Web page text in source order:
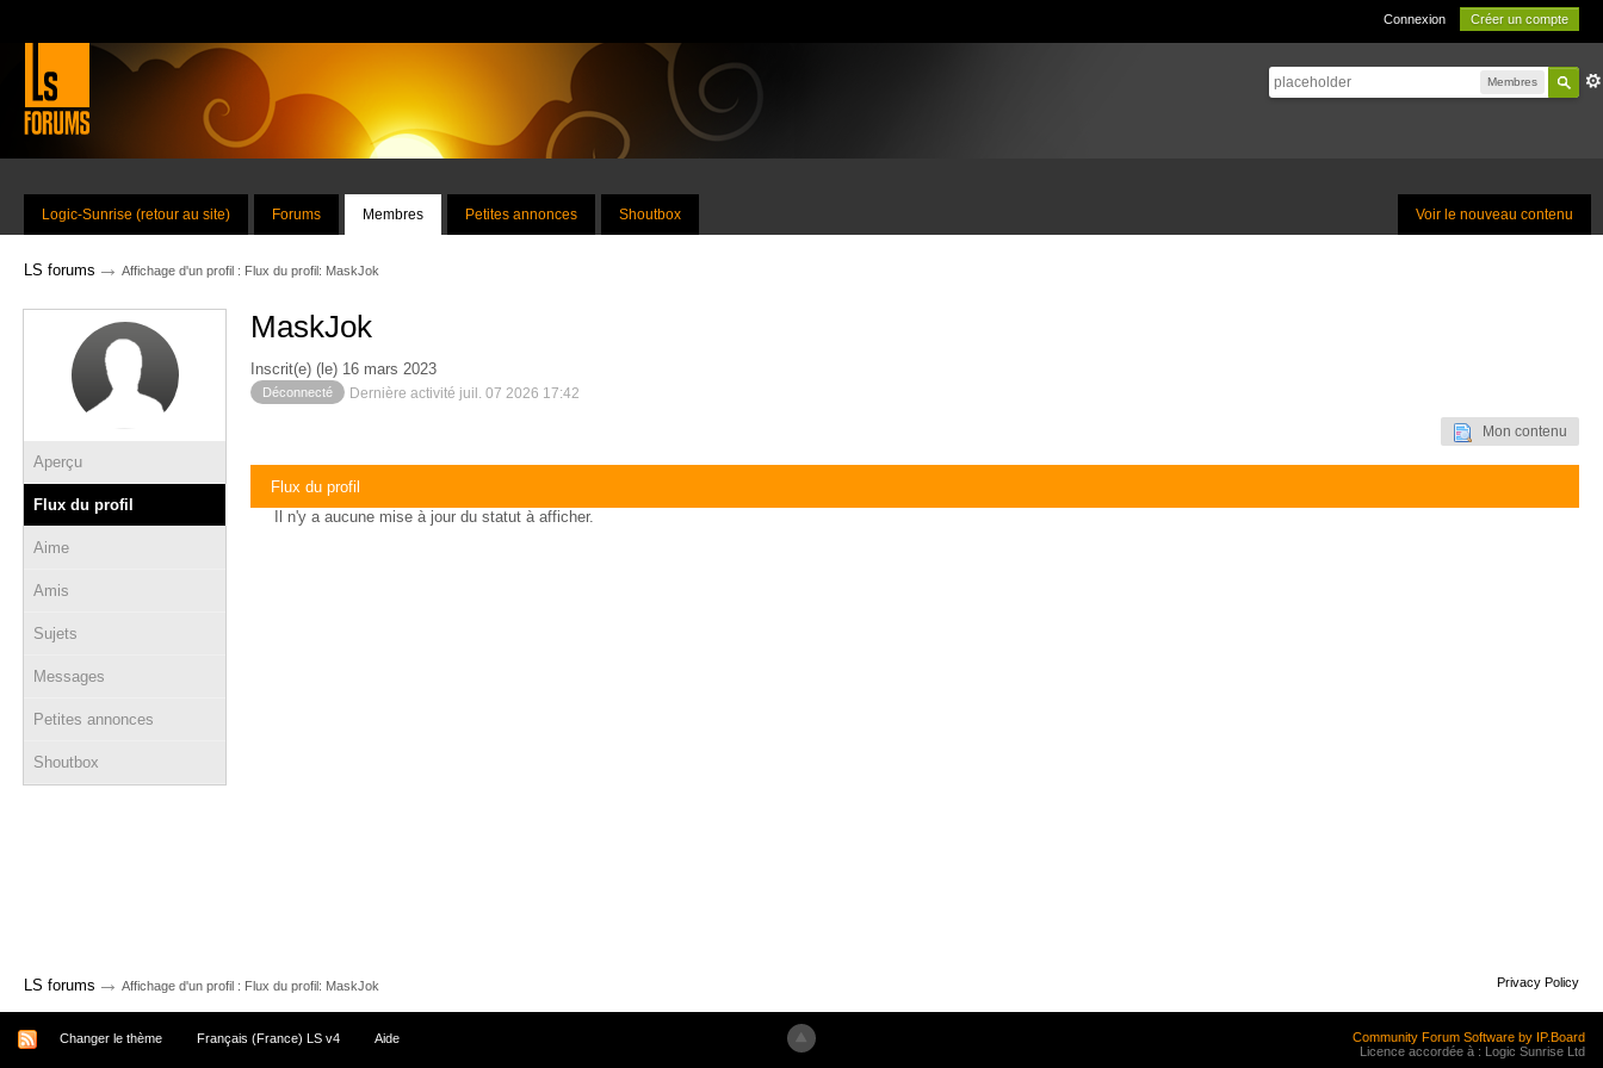
Connexion Créer un compte
Membres
Voir le nouveau contenu
Logic-Sunrise (retour au site) Forums Membres Petites annonces Shoutbox
LS forums → Affichage d'un profil : Flux du profil: MaskJok
Aperçu
Flux du profil
Aime
Amis
Sujets
Messages
Petites annonces
Shoutbox
MaskJok
Inscrit(e) (le) 16 mars 2023
Déconnecté Dernière activité juil. 07 2026 17:42
Mon contenu
Flux du profil
Il n'y a aucune mise à jour du statut à afficher.
LS forums → Affichage d'un profil : Flux du profil: MaskJok Privacy Policy
Changer le thème Français (France) LS v4 Aide
Community Forum Software by IP.Board
Licence accordée à : Logic Sunrise Ltd